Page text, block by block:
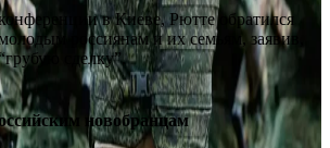
в Киеве, Рютте обратился
россиянам и их семьям, заявив,
сделку”.
новобранцам